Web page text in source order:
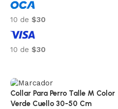
10 de $30
10 de $30
Collar Para Perro Talle M Color
Verde Cuello 30-50 Cm